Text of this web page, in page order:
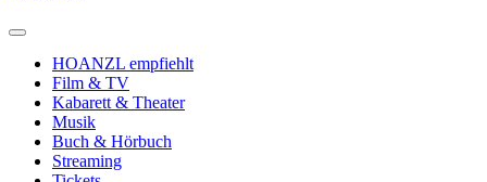
HOANZL empfiehlt
Film & TV
Kabarett & Theater
Musik
Buch & Hörbuch
Streaming